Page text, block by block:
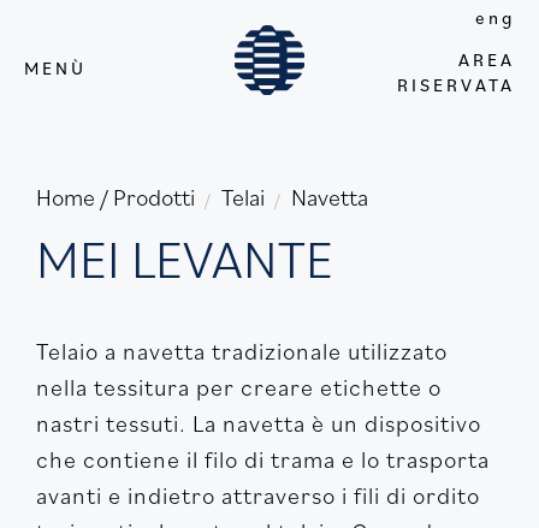
MENÙ
eng
AREA
RISERVATA
Home / Prodotti / Telai / Navetta
MEI LEVANTE
Telaio a navetta tradizionale utilizzato
nella tessitura per creare etichette o
nastri tessuti. La navetta è un dispositivo
che contiene il filo di trama e lo trasporta
avanti e indietro attraverso i fili di ordito